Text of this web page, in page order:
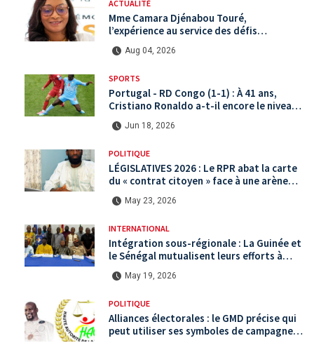
ACTUALITÉ
Mme Camara Djénabou Touré,
l’expérience au service des défis
territoriaux sous la 5ème République
Aug 04, 2026
SPORTS
Portugal - RD Congo (1-1) : À 41 ans,
Cristiano Ronaldo a-t-il encore le niveau
international ?
Jun 18, 2026
POLITIQUE
LÉGISLATIVES 2026 : Le RPR abat la carte
du « contrat citoyen » face à une arène
politique saturée.
May 23, 2026
INTERNATIONAL
Intégration sous-régionale : La Guinée et
le Sénégal mutualisent leurs efforts à
Koundara via le programme RéZo
May 19, 2026
POLITIQUE
Alliances électorales : le GMD précise qui
peut utiliser ses symboles de campagne